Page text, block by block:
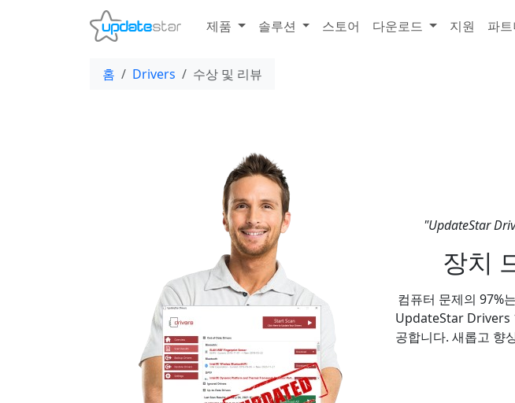
제품 솔루션 스토어 다운로드 지원 파트
홈 Drivers 수상 및 리뷰
"UpdateStar
장치
컴퓨터 문제의 97%
UpdateStar Drivers
공합니다. 새롭고 향